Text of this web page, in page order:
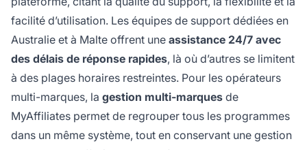
facilité d’utilisation. Les équipes de support dédiées en
Australie et à Malte offrent une assistance 24/7 avec
des délais de réponse rapides, là où d’autres se limitent
à des plages horaires restreintes. Pour les opérateurs
multi-marques, la gestion multi-marques de
MyAffiliates permet de regrouper tous les programmes
dans un même système, tout en conservant une gestion